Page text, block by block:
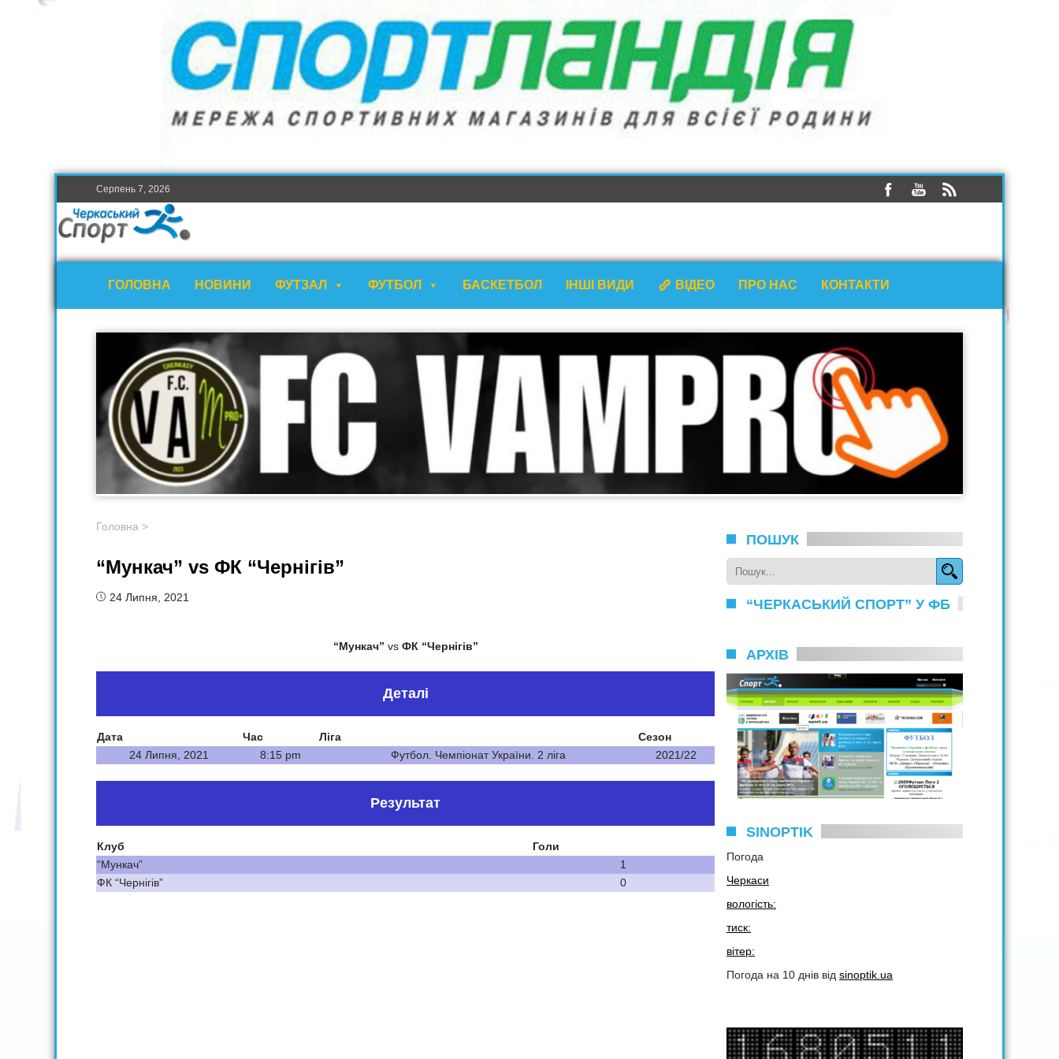
Серпень 7, 2026
ГОЛОВНА НОВИНИ ФУТЗАЛ ФУТБОЛ БАСКЕТБОЛ ІНШІ ВИДИ ВІДЕО ПРО НАС КОНТАКТИ
Головна >
“Мункач” vs ФК “Чернігів”
24 Липня, 2021
“Мункач” vs ФК “Чернігів”
Деталі
Дата Час Ліга
Сезон
24 Липня, 2021
8:15 pm Футбол. Чемпіонат України. 2 ліга 2021/22
Результат
Клуб
Голи
“Мункач”
1
ФК “Чернігів”
0
ПОШУК
“ЧЕРКАСЬКИЙ СПОРТ” У ФБ
АРХІВ
SINOPTIK
Погода
Черкаси
вологість:
тиск:
вітер:
Погода на 10 днів від sinoptik.ua